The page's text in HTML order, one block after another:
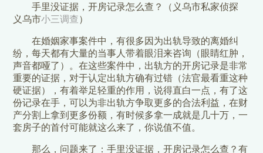
手里没证据，开房记录怎么查？（义乌市私家侦探
义乌市小三调查）
在婚姻家事案件中，有很多因为出轨导致的离婚纠
纷，每天都有大量的当事人带着眼泪来咨询（眼睛红肿，
声音都哑了）。在这些案件中，出轨方的开房记录是非常
重要的证据，对于认定出轨方确有过错（法官最看重这种
硬证据），有着举足轻重的作用，说得直白一点，有了这
份记录在手，可以为非出轨方争取更多的合法利益，在财
产分割上拿到更多份额，有时候多拿一成就是几十万，一
套房子的首付可能就这么来了，你说值不值。
那么，问题来了：手里没证据，开房记录怎么查？有